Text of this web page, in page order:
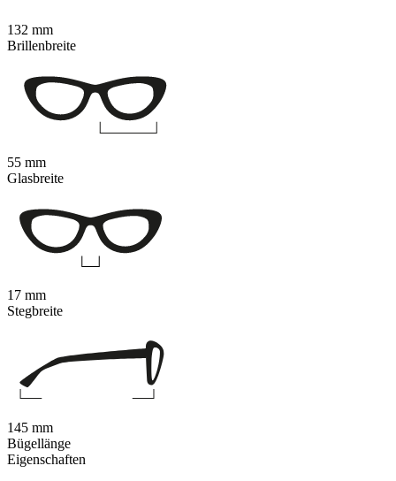
Eigenschaften
132 mm
Brillenbreite
55 mm
Glasbreite
17 mm
Stegbreite
145 mm
Bügellänge